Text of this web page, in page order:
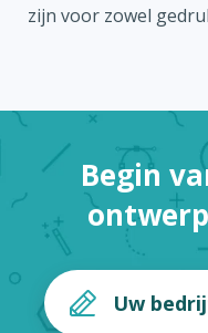
zijn voor zowel
Begin